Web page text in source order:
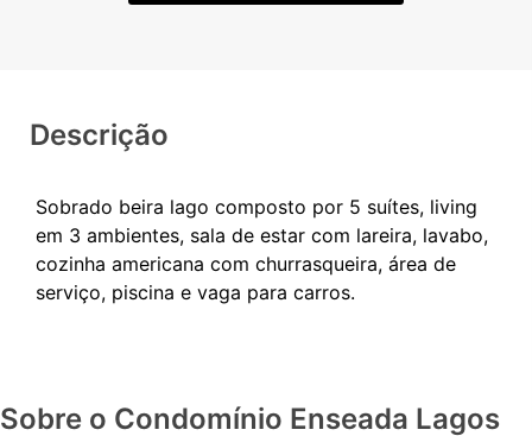
Descrição
Sobrado beira lago composto por 5 suítes, living
em 3 ambientes, sala de estar com lareira, lavabo,
cozinha americana com churrasqueira, área de
Sobre o Condomínio Enseada Lagos